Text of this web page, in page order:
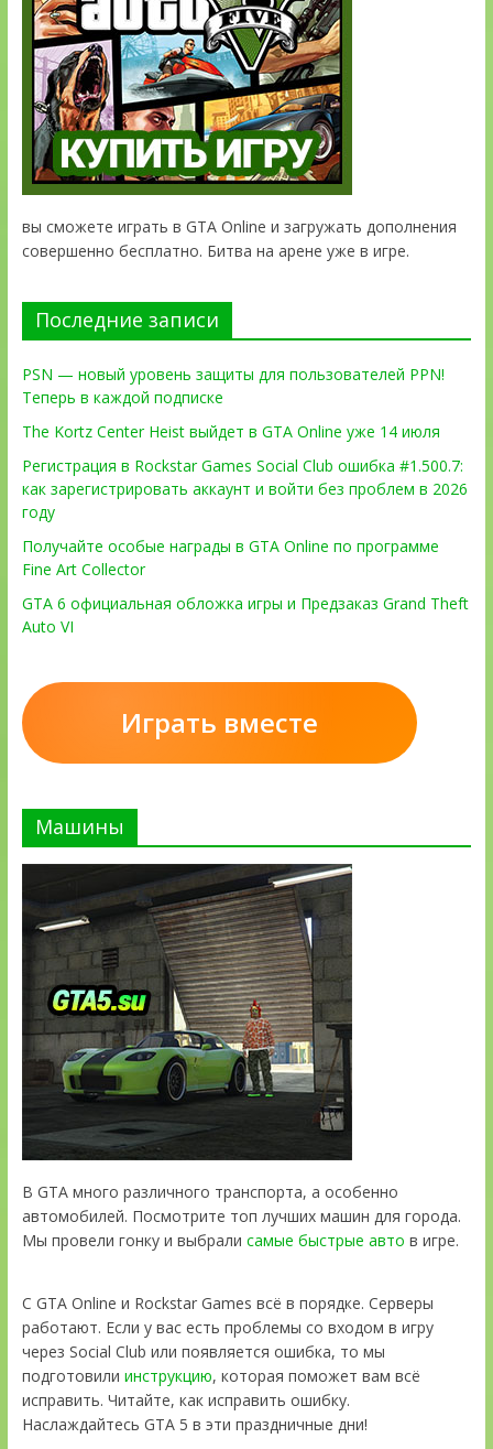
вы сможете играть в GTA Online и загружать дополнения
совершенно бесплатно. Битва на арене уже в игре.
Последние записи
PSN — новый уровень защиты для пользователей PPN!
Теперь в каждой подписке
The Kortz Center Heist выйдет в GTA Online уже 14 июля
Регистрация в Rockstar Games Social Club ошибка #1.500.7:
как зарегистрировать аккаунт и войти без проблем в 2026
году
Получайте особые награды в GTA Online по программе
Fine Art Collector
GTA 6 официальная обложка игры и Предзаказ Grand Theft
Auto VI
Играть вместе
Машины
В GTA много различного транспорта, а особенно
автомобилей. Посмотрите топ лучших машин для города.
Мы провели гонку и выбрали самые быстрые авто в игре.
С GTA Online и Rockstar Games всё в порядке. Серверы
работают. Если у вас есть проблемы со входом в игру
через Social Club или появляется ошибка, то мы
подготовили инструкцию, которая поможет вам всё
исправить. Читайте, как исправить ошибку.
Наслаждайтесь GTA 5 в эти праздничные дни!